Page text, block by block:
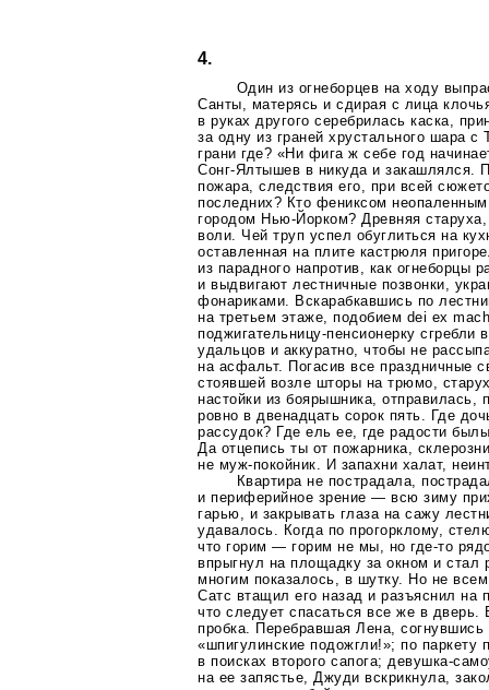
4.
Один из огнеборцев на ходу
Санты, матерясь и сдирая с лица
в руках другого серебрилась каска,
за одну из граней хрустального шара с
грани где? «Ни фига ж себе год
Сонг-Ялтышев в никуда и закашлялся.
пожара, следствия его, при всей
последних? Кто фениксом
городом Нью-Йорком? Древняя
воли. Чей труп успел обуглиться на
оставленная на плите кастрюля
из парадного напротив, как огнеборцы
и выдвигают лестничные позвонки,
фонариками. Вскарабкавшись по
на третьем этаже, подобием dei ex
поджигательницу-пенсионерку сгребли
удальцов и аккуратно, чтобы не
на асфальт. Погасив все праздничные
стоявшей возле шторы на трюмо,
настойки из боярышника, отправилась,
ровно в двенадцать сорок пять. Где
рассудок? Где ель ее, где радости
Да отцепись ты от пожарника,
не муж-покойник. И запахни халат,
Квартира не пострадала,
и периферийное зрение — всю зиму
гарью, и закрывать глаза на сажу
удавалось. Когда по прогорклому,
что горим — горим не мы, ногде-то
впрыгнул на площадку за окном и стал
многим показалось, в шутку. Но не
Сатс втащил его назад и разъяснил
что следует спасаться все же в дверь.
пробка. Перебравшая Лена, согнувшись
«шпигулинские подожгли!»; по паркету
в поисках второго сапога;девушка-
на ее запястье, Джуди вскрикнула,